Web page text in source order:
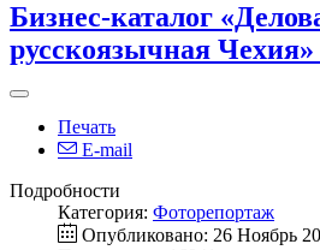
Бизнес-каталог
русскоязычная Чехия»
Печать
E-mail
Подробности
Категория: Фоторепортаж
Опубликовано: 26 Ноябрь